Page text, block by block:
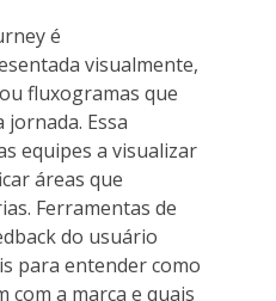
é
visualmente,
fluxogramas que
Essa
equipes a visualizar
áreas que
Ferramentas de
do usuário
para entender como
a marca e quais